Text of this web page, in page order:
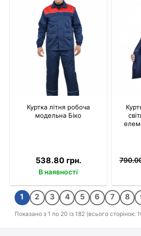
Куртка літня робоча
модельна Біко
538.80 грн.
В наявності
1 2 3 4 5 6 7 8
Показано з 1 по 20 із 182 (всього сторінок: